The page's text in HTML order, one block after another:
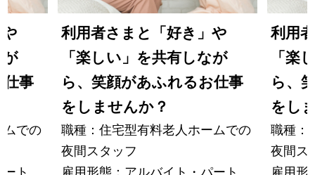
事
ムでの
ト
利用者さまと「好き」や
「楽しい」を共有しなが
ら、笑顔があふれるお仕事
をしませんか？
職種：住宅型有料老人ホームでの
夜間スタッフ
雇用形態：アルバイト・パート
利用
「楽
ら、
をし
職種：
夜間ス
雇用形